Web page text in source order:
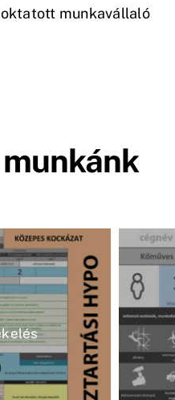
oktatott munkavállaló